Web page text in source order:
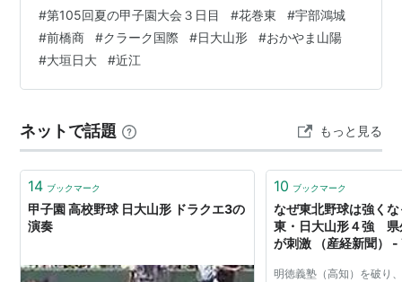
自由です。 ８月８日 １回戦 第１試合 花巻東 対 宇部鴻城
１点差で勝ち ２～３点差の勝ち ４～５点差の勝ち ６点
差以上で勝ち 第２試合 前橋商 対 クラーク国際 １点差で
勝ち ２～３点差の勝ち ４～５点差の勝ち ６点差以上で
～３点…
#第105回夏の甲子園大会３日目 #花巻東 #宇部鴻城
#前橋商 #クラーク国際 #日大山形 #おかやま山陽
#大垣日大 #近江
ネットで話題 もっと見る
14 ブックマーク
甲子園 高校野球 日大山形 ドラクエ3の
演奏
10 ブックマーク
なぜ東北野球は強く
東・日大山形４強 県
が刺激 （産経新聞）
明徳義塾（高知）を破り